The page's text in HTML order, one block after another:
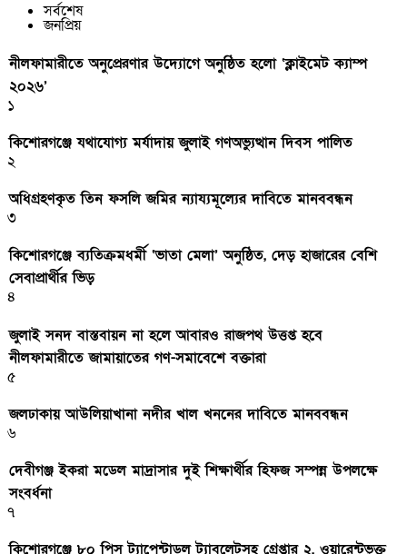
সর্বশেষ
জনপ্রিয়
নীলফামারীতে অনুপ্রেরণার উদ্যোগে অনুষ্ঠিত হলো ‘ক্লাইমেট ক্যাম্প
২০২৬’
১
কিশোরগঞ্জে যথাযোগ্য মর্যাদায় জুলাই গণঅভ্যুত্থান দিবস পালিত
২
অধিগ্রহণকৃত তিন ফসলি জমির ন্যায্যমূল্যের দাবিতে মানববন্ধন
৩
কিশোরগঞ্জে ব্যতিক্রমধর্মী ‘ভাতা মেলা’ অনুষ্ঠিত, দেড় হাজারের বেশি
সেবাপ্রার্থীর ভিড়
৪
জুলাই সনদ বাস্তবায়ন না হলে আবারও রাজপথ উত্তপ্ত হবে
নীলফামারীতে জামায়াতের গণ-সমাবেশে বক্তারা
৫
জলঢাকায় আউলিয়াখানা নদীর খাল খননের দাবিতে মানববন্ধন
৬
দেবীগঞ্জ ইকরা মডেল মাদ্রাসার দুই শিক্ষার্থীর হিফজ সম্পন্ন উপলক্ষে
সংবর্ধনা
৭
কিশোরগঞ্জে ৮০ পিস ট্যাপেন্টাডল ট্যাবলেটসহ গ্রেপ্তার ২, ওয়ারেন্টভুক্ত